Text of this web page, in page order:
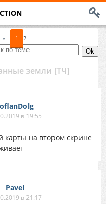
« 1 2
земли [ТЧ]
в 19:55
карты на втором скрине
Pavel
в 21:17